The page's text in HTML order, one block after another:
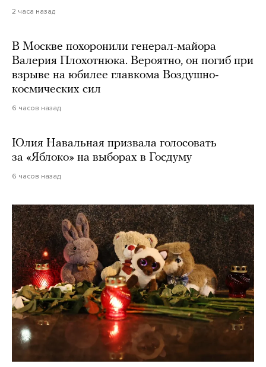
2 часа назад
В Москве похоронили генерал-майора
Валерия Плохотнюка. Вероятно, он погиб при
взрыве на юбилее главкома Воздушно-
космических сил
6 часов назад
Юлия Навальная призвала голосовать
за «Яблоко» на выборах в Госдуму
6 часов назад